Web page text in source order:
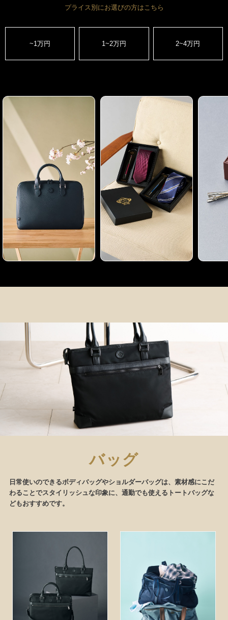
プライス別にお選びの方はこちら
~1万円 1~2万円 2~4万円
バッグ
日常使いのできるボディバッグやショルダーバッグは、素材感にこだ
わることでスタイリッシュな印象に、通勤でも使えるトートバッグな
どもおすすめです。